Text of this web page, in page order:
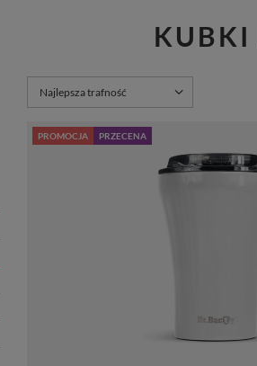
KUBKI
Zmień sortowanie
Najlepsza trafność
PROMOCJA PRZECENA